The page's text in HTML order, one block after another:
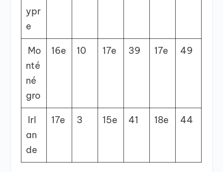
ypr
e
Mo
nté
né
gro
16e 10 17e 39 17e 49
Irl
an
de
17e 3 15e 41 18e 44